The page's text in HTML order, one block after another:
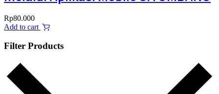
Rp80.000
Add to cart
Filter Products